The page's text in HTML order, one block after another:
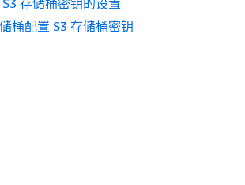
存储桶密钥的设置
桶配置 S3 存储桶密钥